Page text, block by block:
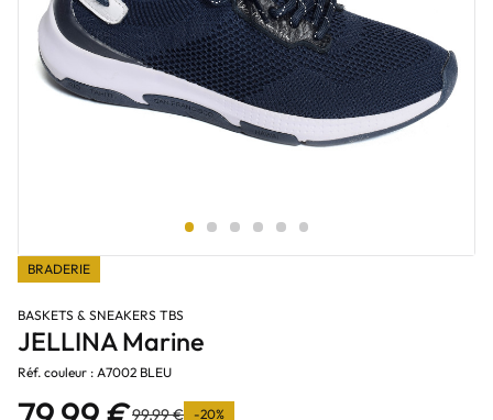
BRADERIE
BASKETS & SNEAKERS TBS
JELLINA Marine
Réf. couleur : A7002 BLEU
99,99 € -20%